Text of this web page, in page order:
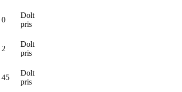
0
Dolt
pris
2
Dolt
pris
45
Dolt
pris